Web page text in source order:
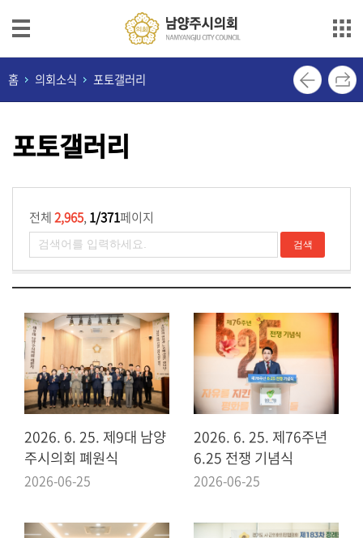
본문으로 바로가기
메인메뉴 바로가기
의
회
내
소
개
의
정
활
동
의
회
소
식
회
의
홈 의회소식 포토갤러리
포토갤러리
전체2,965, 1/371페이지
2026. 6. 25. 제9대 남양
주시의회 폐원식
2026-06-25
2026. 6. 25. 제76주년
6.25 전쟁 기념식
2026-06-25